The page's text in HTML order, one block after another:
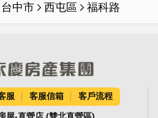
台中市 西屯區 福科路
服 客服信箱 客戶流程
屋-直營店 (雙北直營區)